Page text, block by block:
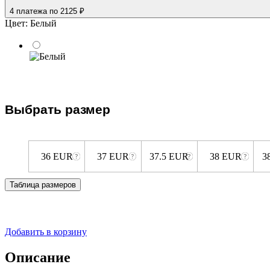
4 платежа по 2125 ₽
Цвет: Белый
Выбрать размер
36 EUR 37 EUR 37.5 EUR 38 EUR
Таблица размеров
Добавить в корзину
Описание